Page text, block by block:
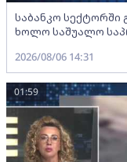
საბანკო სექტორში
ხოლო საშუალო
2026/08/06 14:31
01:59